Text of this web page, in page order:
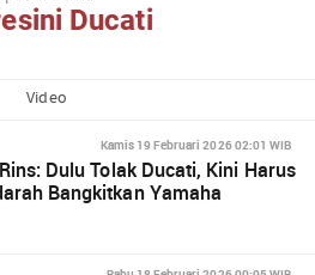
Ducati
Video
Kamis 19 Februari 2026 02:01 WIB
Dulu Tolak Ducati, Kini Harus
Bangkitkan Yamaha